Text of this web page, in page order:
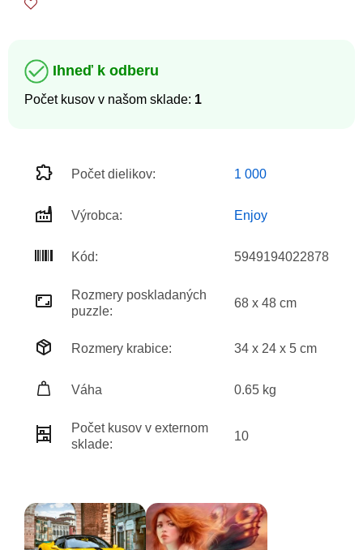
Ihneď k odberu
Počet kusov v našom sklade: 1
Počet dielikov: 1 000
Výrobca: Enjoy
Kód: 5949194022878
Rozmery poskladaných
puzzle:
68 x 48 cm
Rozmery krabice: 34 x 24 x 5 cm
Váha 0.65 kg
Počet kusov v externom
sklade:
10